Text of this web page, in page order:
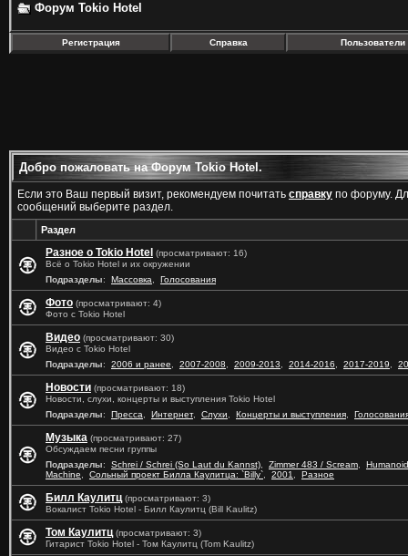
Форум Tokio Hotel
Регистрация Справка Пользователи
Добро пожаловать на Форум Tokio Hotel.
Если это Ваш первый визит, рекомендуем почитать справку по форуму.
сообщений выберите раздел.
Раздел
Разное о Tokio Hotel (просматривают: 16)
Всё о Tokio Hotel и их окружении
Подразделы: Массовка Голосования
Фото (просматривают: 4)
Фото с Tokio Hotel
Видео (просматривают: 30)
Видео с Tokio Hotel
Подразделы: 2006 и ранее 2007-2008 2009-2013 2014-2016 2017-2019
Новости (просматривают: 18)
Новости, слухи, концерты и выступления Tokio Hotel
Подразделы: Пресса Интернет, Слухи Концерты и выступления
Музыка (просматривают: 27)
Обсуждаем песни группы
Подразделы: Schrei / Schrei (So Laut du Kannst) Zimmer 483 / Scream
Humanoid
Machine
Сольный проект Билла Каулитца: `Billy` 2001 Разное
Билл Каулитц (просматривают: 3)
Вокалист Tokio Hotel - Билл Каулитц (Bill Kaulitz)
Том Каулитц (просматривают: 3)
Гитарист Tokio Hotel - Том Каулитц (Tom Kaulitz)